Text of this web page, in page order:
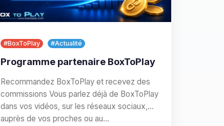
#BoxToPlay #Actualité
Programme partenaire BoxToPlay
Recommandez BoxToPlay et recevez des
commissions Vous parlez déjà de BoxToPlay
dans vos vidéos, sur les réseaux sociaux,
auprès de vos proches ou au…